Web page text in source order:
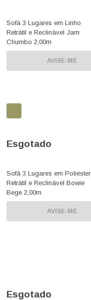
Sofá 3 Lugares em Linho
Retrátil e Reclinável Jam
Chumbo 2,00m
AVISE-ME
Esgotado
Sofá 3 Lugares em Poliéster
Retrátil e Reclinável Bowie
Bege 2,00m
AVISE-ME
Esgotado